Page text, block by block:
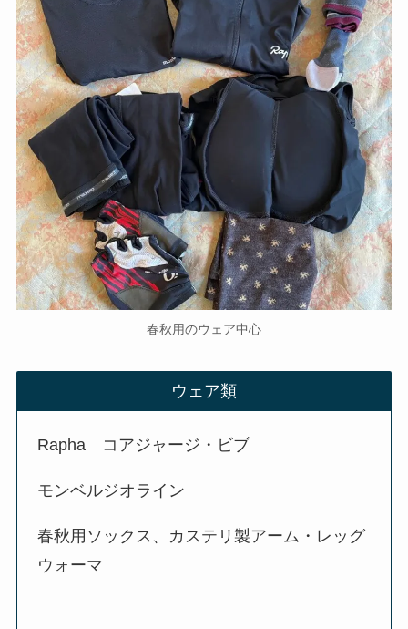
春秋用のウェア中心
ウェア類
Rapha コアジャージ・ビブ
モンベルジオライン
春秋用ソックス、カステリ製アーム・レッグ
ウォーマ